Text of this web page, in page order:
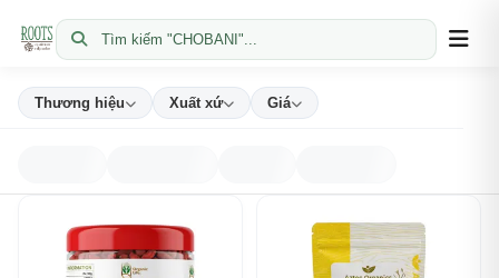
Tìm kiếm "CHOBANI"...
Thương hiệu Xuất xứ Giá